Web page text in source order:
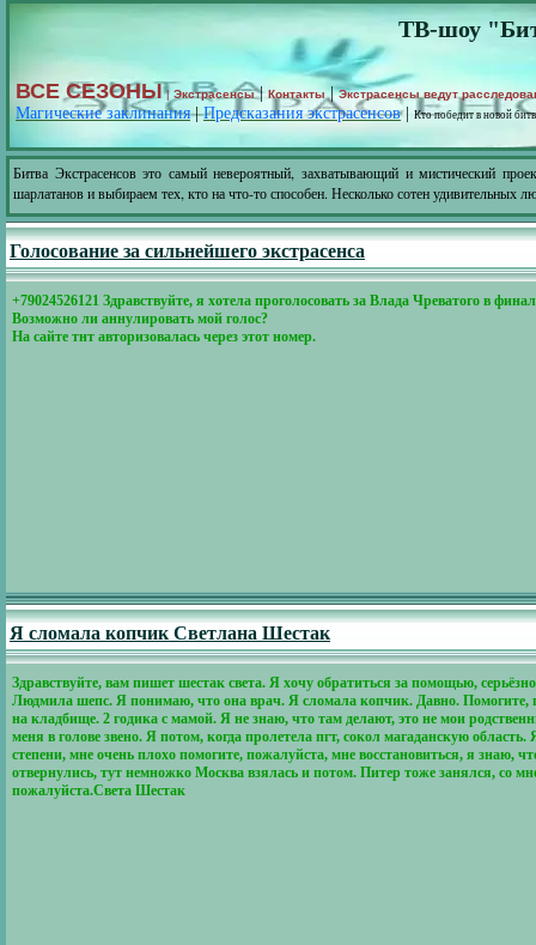
ТВ-шоу
ВСЕ СЕЗОНЫ| Экстрасенсы|Контакты|Экстрасенсы ведут
Магические заклинания|Предсказания экстрасенсов| Кто победит в новой
Битва Экстрасенсов это самый невероятный, захватывающий и мистический
шарлатанов и выбираем тех, кто на что-то способен. Несколько сотен удивительных
Голосование за сильнейшего экстрасенса
+79024526121 Здравствуйте, я хотела проголосовать за Влада Чреватого в
Возможно ли аннулировать мой голос?
На сайте тнт авторизовалась через этот номер.
Я сломала копчик Светлана Шестак
Здравствуйте, вам пишет шестак света. Я хочу обратиться за помощью,
Людмила шепс. Я понимаю, что она врач. Я сломала копчик. Давно. Помогите,
на кладбище. 2 годика с мамой. Я не знаю, что там делают, это не мои
меня в голове звено. Я потом, когда пролетела пгт, сокол магаданскую
степени, мне очень плохо помогите, пожалуйста, мне восстановиться, я
отвернулись, тут немножко Москва взялась и потом. Питер тоже занялся, со
пожалуйста.Света Шестак